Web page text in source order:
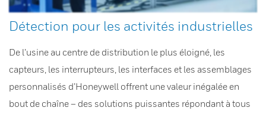
Détection pour les activités industrielles
De l’usine au centre de distribution le plus éloigné, les
capteurs, les interrupteurs, les interfaces et les assemblages
personnalisés d’Honeywell offrent une valeur inégalée en
bout de chaîne – des solutions puissantes répondant à tous